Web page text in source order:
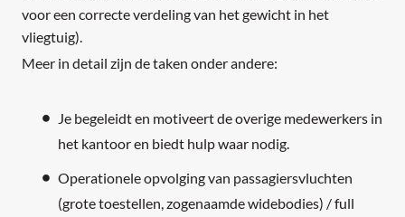
voor een correcte verdeling van het gewicht in het
vliegtuig).
Meer in detail zijn de taken onder andere:
Je begeleidt en motiveert de overige medewerkers in
het kantoor en biedt hulp waar nodig.
Operationele opvolging van passagiersvluchten
(grote toestellen, zogenaamde widebodies) / full